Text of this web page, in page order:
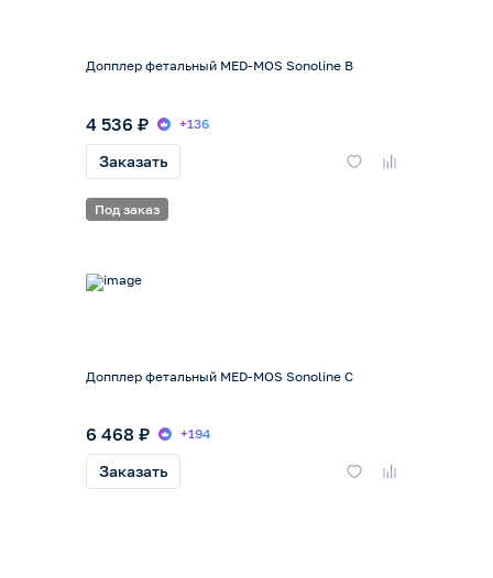
Допплер фетальный MED-MOS Sonoline B
4 536 ₽ +136
Заказать
Под заказ
Допплер фетальный MED-MOS Sonoline С
6 468 ₽ +194
Заказать